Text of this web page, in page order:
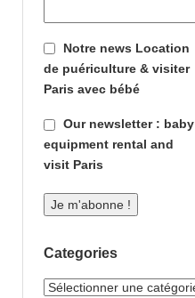
Notre news Location
de puériculture & visiter
Paris avec bébé
Our newsletter : baby
equipment rental and
visit Paris
Categories